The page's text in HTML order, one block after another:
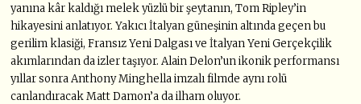
yanına kâr kaldığı melek yüzlü bir şeytanın, Tom Ripley’in
hikayesini anlatıyor. Yakıcı İtalyan güneşinin altında geçen bu
gerilim klasiği, Fransız Yeni Dalgası ve İtalyan Yeni Gerçekçilik
akımlarından da izler taşıyor. Alain Delon’un ikonik performansı
yıllar sonra Anthony Minghella imzalı filmde aynı rolü
canlandıracak Matt Damon’a da ilham oluyor.